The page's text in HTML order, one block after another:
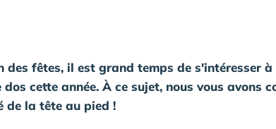
des fêtes, il est grand temps de s'intéresser à
cette année. À ce sujet, nous vous avons
de la tête au pied !